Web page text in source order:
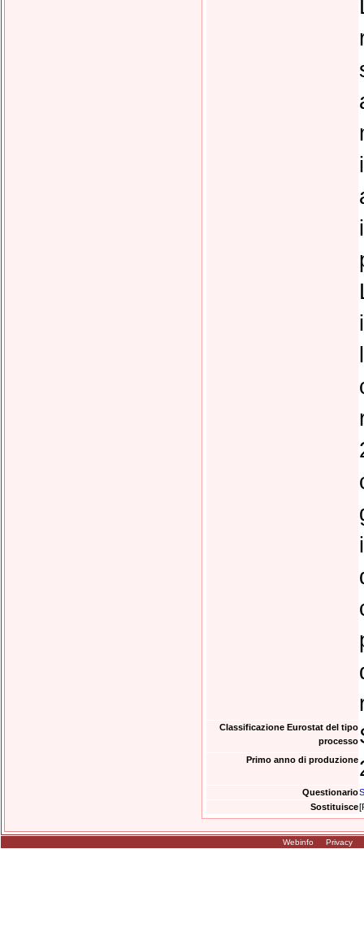
Classificazione Eurostat del tipo
processo
Primo anno di produzione
Questionario
Sostituisce
Webinfo Privacy